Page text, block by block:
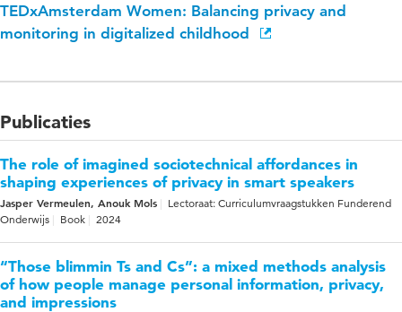
TEDxAmsterdam Women: Balancing privacy and
monitoring in digitalized childhood
Publicaties
The role of imagined sociotechnical affordances in
shaping experiences of privacy in smart speakers
Jasper Vermeulen, Anouk Mols
Lectoraat: Curriculumvraagstukken Funderend
Onderwijs
Book 2024
“Those blimmin Ts and Cs”: a mixed methods analysis
of how people manage personal information, privacy,
and impressions